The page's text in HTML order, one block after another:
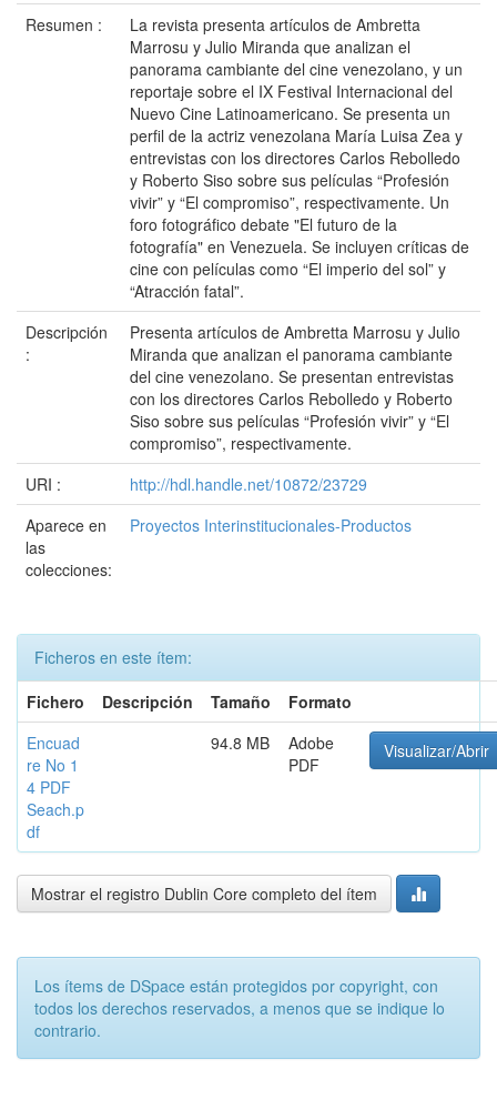
Resumen :
La revista presenta artículos de Ambretta
Marrosu y Julio Miranda que analizan el
panorama cambiante del cine venezolano, y un
reportaje sobre el IX Festival Internacional del
Nuevo Cine Latinoamericano. Se presenta un
perfil de la actriz venezolana María Luisa Zea y
entrevistas con los directores Carlos Rebolledo
y Roberto Siso sobre sus películas “Profesión
vivir” y “El compromiso”, respectivamente. Un
foro fotográfico debate "El futuro de la
fotografía" en Venezuela. Se incluyen críticas de
cine con películas como “El imperio del sol” y
“Atracción fatal”.
Descripción
:
Presenta artículos de Ambretta Marrosu y Julio
Miranda que analizan el panorama cambiante
del cine venezolano. Se presentan entrevistas
con los directores Carlos Rebolledo y Roberto
Siso sobre sus películas “Profesión vivir” y “El
compromiso”, respectivamente.
URI :
http://hdl.handle.net/10872/23729
Aparece en
las
colecciones:
Proyectos Interinstitucionales-Productos
Ficheros en este ítem:
Fichero
Descripción Tamaño
Formato
Encuad
re No 1
4 PDF
Seach.p
df
94.8 MB
Adobe
PDF
Visualizar/Abrir
Mostrar el registro Dublin Core completo del ítem
Los ítems de DSpace están protegidos por copyright, con
todos los derechos reservados, a menos que se indique lo
contrario.